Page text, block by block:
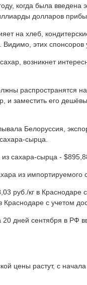
когда была
долларов
на хлеб,
этих спонсоров
возникнет
распространятся
и заместить его
Белоруссия,
сырца.
сахара-сырца -
из
руб./кг в
Краснодаре с учетом
дней сентября в РФ
цены растут, с